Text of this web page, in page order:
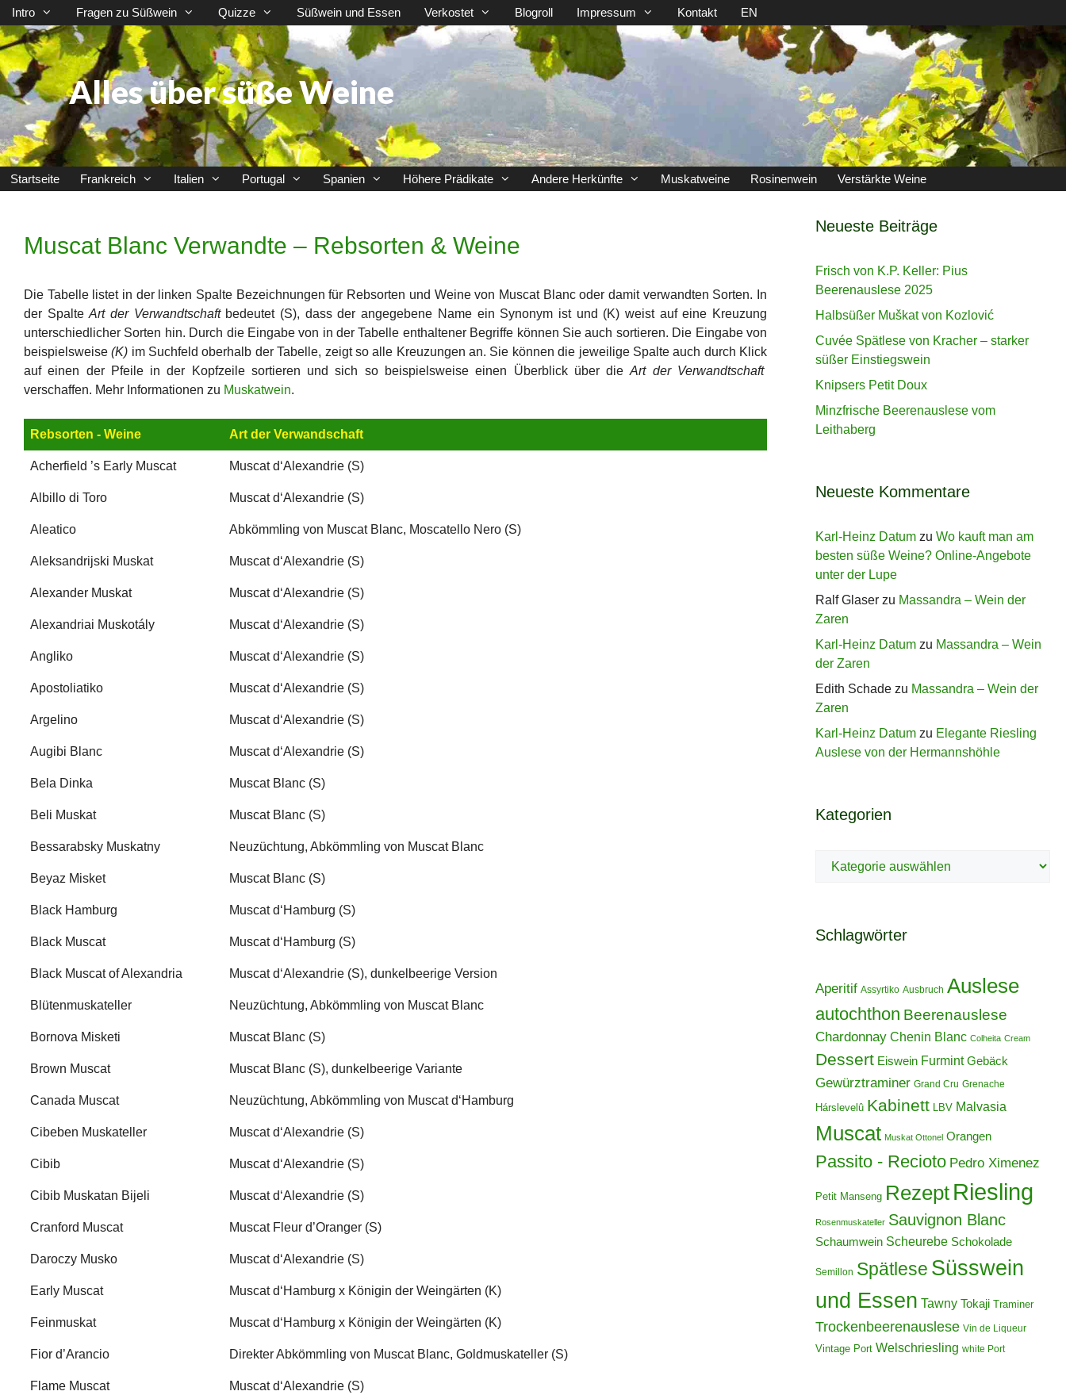
Zum
Inhalt
springen
Intro Fragen zu Süßwein Quizze Süßwein und Essen Verkostet Blogroll Impressum Kontakt EN
Alles über süße Weine
Startseite Frankreich Italien Portugal Spanien Höhere Prädikate Andere Herkünfte Muskatweine Rosinenwein Verstärkte Weine
Muscat Blanc Verwandte – Rebsorten & Weine
Die Tabelle listet in der linken Spalte Bezeichnungen für Rebsorten und Weine von Muscat Blanc oder damit verwandten Sorten. In
der SpalteArt der Verwandtschaftbedeutet (S), dass der angegebene Name ein Synonym ist und (K) weist auf eine Kreuzung
unterschiedlicher Sorten hin. Durch die Eingabe von in der Tabelle enthaltener Begriffe können Sie auch sortieren. Die Eingabe von
beispielsweise(K) im Suchfeld oberhalb der Tabelle, zeigt so alle Kreuzungen an. Sie können die jeweilige Spalte auch durch Klick
auf einen der Pfeile in der Kopfzeile sortieren und sich so beispielsweise einen Überblick über dieArt der Verwandtschaft
verschaffen. Mehr Informationen zu Muskatwein.
Rebsorten - Weine Art der Verwandschaft
Acherfield ’s Early Muscat Muscat d‘Alexandrie (S)
Albillo di Toro Muscat d‘Alexandrie (S)
Aleatico Abkömmling von Muscat Blanc, Moscatello Nero (S)
Aleksandrijski Muskat Muscat d‘Alexandrie (S)
Alexander Muskat Muscat d‘Alexandrie (S)
Alexandriai Muskotály Muscat d‘Alexandrie (S)
Angliko Muscat d‘Alexandrie (S)
Apostoliatiko Muscat d‘Alexandrie (S)
Argelino Muscat d‘Alexandrie (S)
Augibi Blanc Muscat d‘Alexandrie (S)
Bela Dinka Muscat Blanc (S)
Beli Muskat Muscat Blanc (S)
Bessarabsky Muskatny Neuzüchtung, Abkömmling von Muscat Blanc
Beyaz Misket Muscat Blanc (S)
Black Hamburg Muscat d‘Hamburg (S)
Black Muscat Muscat d‘Hamburg (S)
Black Muscat of Alexandria Muscat d‘Alexandrie (S), dunkelbeerige Version
Blütenmuskateller Neuzüchtung, Abkömmling von Muscat Blanc
Bornova Misketi Muscat Blanc (S)
Brown Muscat Muscat Blanc (S), dunkelbeerige Variante
Canada Muscat Neuzüchtung, Abkömmling von Muscat d‘Hamburg
Cibeben Muskateller Muscat d‘Alexandrie (S)
Cibib Muscat d‘Alexandrie (S)
Cibib Muskatan Bijeli Muscat d‘Alexandrie (S)
Cranford Muscat Muscat Fleur d’Oranger (S)
Daroczy Musko Muscat d‘Alexandrie (S)
Early Muscat Muscat d‘Hamburg x Königin der Weingärten (K)
Feinmuskat Muscat d‘Hamburg x Königin der Weingärten (K)
Fior d’Arancio Direkter Abkömmling von Muscat Blanc, Goldmuskateller (S)
Flame Muscat Muscat d‘Alexandrie (S)
Neueste Beiträge
Frisch von K.P. Keller: Pius
Beerenauslese 2025
Halbsüßer Muškat von Kozlović
Cuvée Spätlese von Kracher – starker
süßer Einstiegswein
Knipsers Petit Doux
Minzfrische Beerenauslese vom
Leithaberg
Neueste Kommentare
Karl-Heinz Datum zu Wo kauft man am
besten süße Weine? Online-Angebote
unter der Lupe
Ralf Glaser zu Massandra – Wein der
Zaren
Karl-Heinz Datum zu Massandra – Wein
der Zaren
Edith Schade zu Massandra – Wein der
Zaren
Karl-Heinz Datum zu Elegante Riesling
Auslese von der Hermannshöhle
Kategorien
Kategorien
Schlagwörter
Aperitif Assyrtiko Ausbruch Auslese
autochthon Beerenauslese
Chardonnay Chenin Blanc Colheita Cream
Dessert Eiswein Furmint Gebäck
Gewürztraminer Grand Cru Grenache
Hárslevelû Kabinett LBV Malvasia
Muscat Muskat Ottonel Orangen
Passito - Recioto Pedro Ximenez
Petit Manseng Rezept Riesling
Rosenmuskateller Sauvignon Blanc
Schaumwein Scheurebe Schokolade
Semillon Spätlese Süsswein
und Essen Tawny Tokaji Traminer
Trockenbeerenauslese Vin de Liqueur
Vintage Port Welschriesling white Port